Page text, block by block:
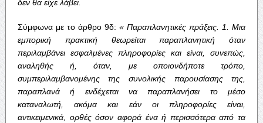
δεν θα είχε λάβει.
Σύμφωνα με το άρθρο 9δ: «Παραπλανητικές πράξεις . 1.Μια
εμπορική
πρακτική θεωρείται παραπλανητική
όταν
περιλαμβάνει εσφαλμένες πληροφορίες και είναι ,συνεπώς
αναληθής
ή, όταν, με οποιονδήποτε τρόπο
συμπεριλαμβανομένης
της συνολικής παρουσίασης της
παραπλανά
ή ενδέχεται να παραπλανήσει το
μέσο
καταναλωτή,ακόμα και εάν οι πληροφορίες είναι
αντικειμενικά, ορθές όσον αφορά ένα ή περισσότερα από τα